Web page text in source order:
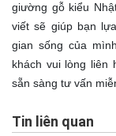
giường gỗ kiểu
viết sẽ giúp bạn
gian sống của
khách vui lòng liên
sẵn sàng tư vấn
Tin liên quan